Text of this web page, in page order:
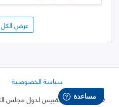
عرض الكل
سياسة الخصوصية
© 2026 هيئة التقييس لدول مجلس التعاون لدول الخليج العربية